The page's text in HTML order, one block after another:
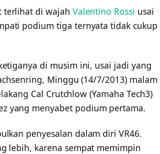
terlihat di wajah Valentino Rossi usai
podium tiga ternyata tidak cukup
di musim ini, usai jadi yang
Minggu (14/7/2013) malam
Cal Crutchlow (Yamaha Tech3)
yang menyabet podium pertama.
penyesalan dalam diri VR46.
lebih, karena sempat memimpin